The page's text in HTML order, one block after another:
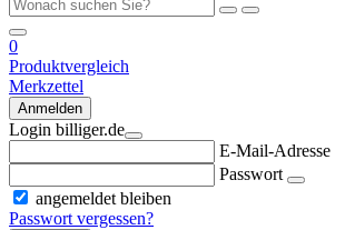
0
Produktvergleich
Merkzettel
Anmelden
Login billiger.de
E-Mail-Adresse
Passwort
angemeldet bleiben
Passwort vergessen?